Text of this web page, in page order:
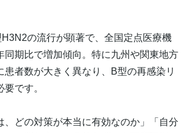
の流行が顕著で、全国定点医療機
同期比で増加傾向。特に九州や関東地方
患者数が大きく異なり、B型の再感染リ
です。
、どの対策が本当に有効なのか」「自分